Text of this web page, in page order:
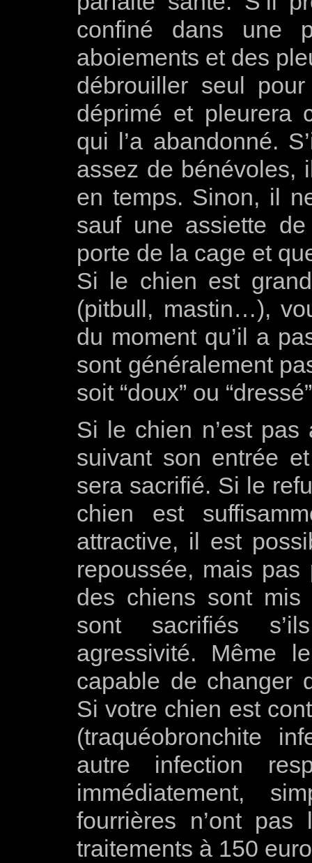
confiné dans une
aboiements et des
débrouiller seul
déprimé et pleurera
qui l’a abandonné.
assez de bénévoles,
en temps. Sinon, il
sauf une assiette
porte de la cage et
Si le chien est
(pitbull, mastin…),
du moment qu’il a
sont généralement
soit “doux” ou
Si le chien n’est
suivant son entrée
sera sacrifié. Si le
chien est
attractive, il est
repoussée, mais
des chiens sont
sont sacrifiés
agressivité. Même
capable de changer
Si votre chien est
(traquéobronchite
autre infection
immédiatement,
fourrières n’ont
traitements à 150